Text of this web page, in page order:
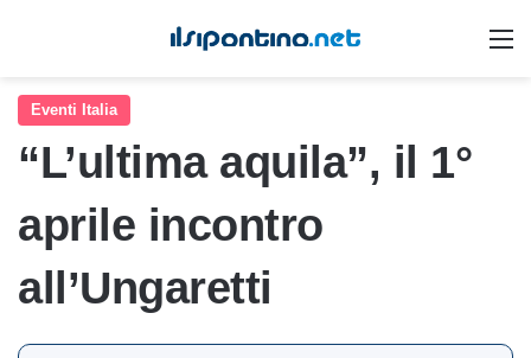
Eventi Italia
“L’ultima aquila”, il 1°
aprile incontro
all’Ungaretti